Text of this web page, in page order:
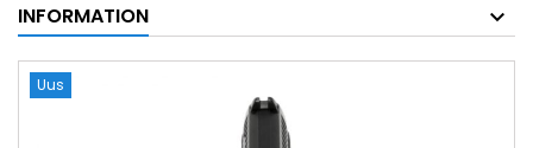
INFORMATION
Uus